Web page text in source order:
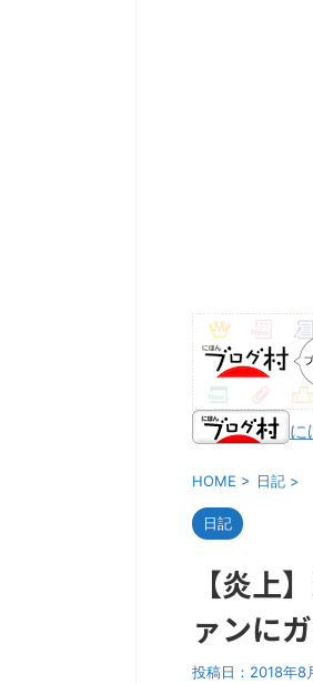
に
HOME > 日記 >
日記
【炎上
ァンに
投稿日： 2018年8